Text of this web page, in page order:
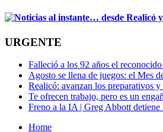
URGENTE
Falleció a los 92 años el
Agosto se llena de juegos: el Mes
Realicó: avanzan los preparativos
Te ofrecen trabajo, pero es un
Freno a la IA | Greg Abbott detiene
Home